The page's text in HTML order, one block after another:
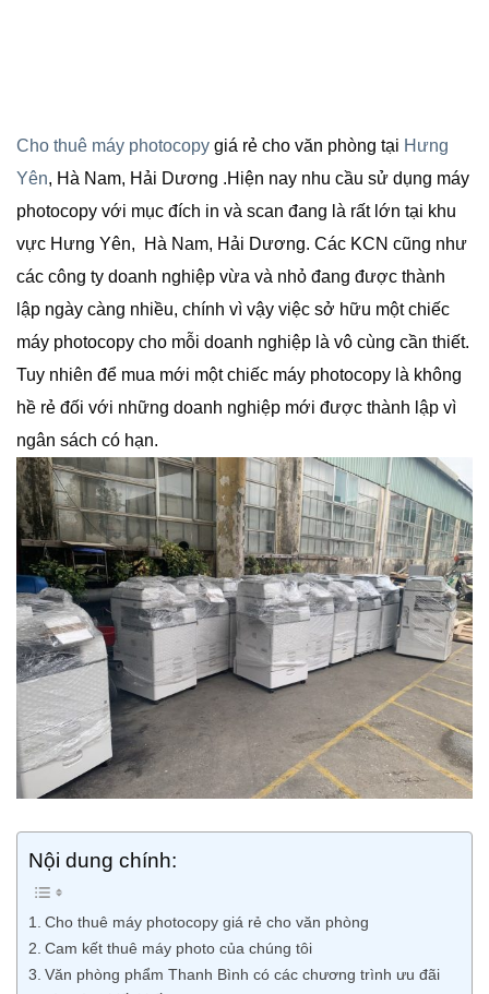
Cho thuê máy photocopy giá rẻ cho văn phòng tại Hưng
Yên, Hà Nam, Hải Dương .Hiện nay nhu cầu sử dụng máy
photocopy với mục đích in và scan đang là rất lớn tại khu
vực Hưng Yên, Hà Nam, Hải Dương. Các KCN cũng như
các công ty doanh nghiệp vừa và nhỏ đang được thành
lập ngày càng nhiều, chính vì vậy việc sở hữu một chiếc
máy photocopy cho mỗi doanh nghiệp là vô cùng cần thiết.
Tuy nhiên để mua mới một chiếc máy photocopy là không
hề rẻ đối với những doanh nghiệp mới được thành lập vì
ngân sách có hạn.
Nội dung chính:
Cho thuê máy photocopy giá rẻ cho văn phòng
Cam kết thuê máy photo của chúng tôi
Văn phòng phẩm Thanh Bình có các chương trình ưu đãi